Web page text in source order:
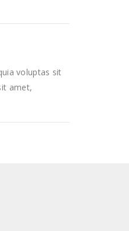
voluptas sit
amet,